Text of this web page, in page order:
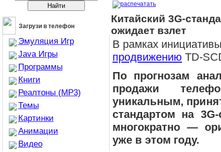
Загрузи в телефон
Эмуляция Игр
Java Игры
Программы
Книги
Реалтоны (MP3)
Темы
Картинки
Анимации
Видео
распечатать
Китайский 3G-
ожидает взлет
В рамках
продвижению TD-
По прогнозам
продажи
уникальным,
стандартом на
многократно —
уже в этом году.